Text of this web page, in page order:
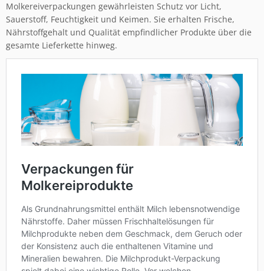
Molkereiverpackungen gewährleisten Schutz vor Licht,
Sauerstoff, Feuchtigkeit und Keimen. Sie erhalten Frische,
Nährstoffgehalt und Qualität empfindlicher Produkte über die
gesamte Lieferkette hinweg.